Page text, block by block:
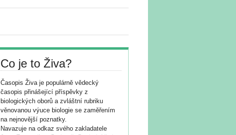
Co je to Živa?
Časopis Živa je populárně vědecký
časopis přinášející příspěvky z
biologických oborů a zvláštní rubriku
věnovanou výuce biologie se zaměřením
na nejnovější poznatky.
Navazuje na odkaz svého zakladatele